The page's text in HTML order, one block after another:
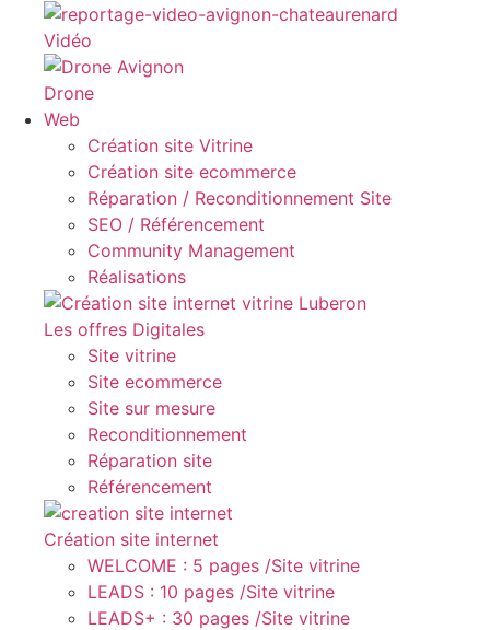
Vidéo
Drone
Web
Création site Vitrine
Création site ecommerce
Réparation / Reconditionnement Site
SEO / Référencement
Community Management
Réalisations
Les offres Digitales
Site vitrine
Site ecommerce
Site sur mesure
Reconditionnement
Réparation site
Référencement
Création site internet
WELCOME : 5 pages /Site vitrine
LEADS : 10 pages /Site vitrine
LEADS+ : 30 pages /Site vitrine